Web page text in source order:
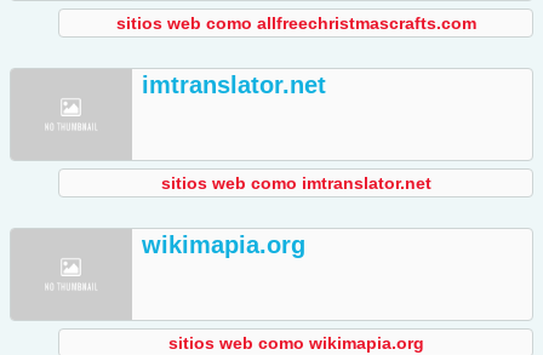
sitios web como allfreechristmascrafts.com
imtranslator.net
sitios web como imtranslator.net
wikimapia.org
sitios web como wikimapia.org